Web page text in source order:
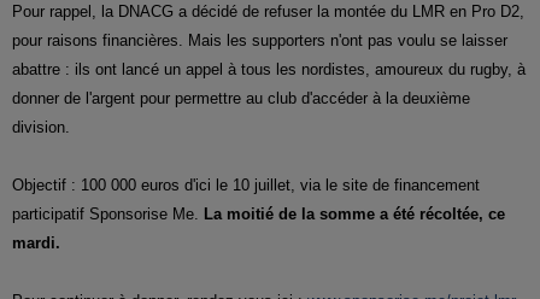
Pour rappel, la DNACG a décidé de refuser la montée du LMR en Pro D2,
pour raisons financières. Mais les supporters n'ont pas voulu se laisser
abattre : ils ont lancé un appel à tous les nordistes, amoureux du rugby, à
donner de l'argent pour permettre au club d'accéder à la deuxième
division.
Objectif : 100 000 euros d'ici le 10 juillet, via le site de financement
participatif Sponsorise Me. La moitié de la somme a été récoltée, ce
mardi.